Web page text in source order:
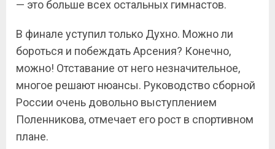
— это больше всех остальных гимнастов.
В финале уступил только Духно. Можно ли
бороться и побеждать Арсения? Конечно,
можно! Отставание от него незначительное,
многое решают нюансы. Руководство сборной
России очень довольно выступлением
Поленникова, отмечает его рост в спортивном
плане.